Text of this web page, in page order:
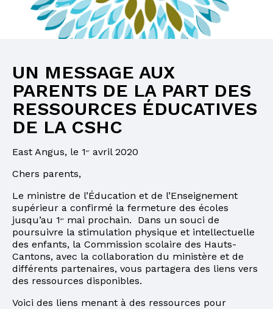
UN MESSAGE AUX
PARENTS DE LA PART DES
RESSOURCES ÉDUCATIVES
DE LA CSHC
East Angus, le 1 er
avril 2020
Chers parents,
Le ministre de l’Éducation et de l’Enseignement
supérieur a confirmé la fermeture des écoles
jusqu’au 1 er
mai prochain. Dans un souci de
poursuivre la stimulation physique et intellectuelle
des enfants, la Commission scolaire des Hauts-
Cantons, avec la collaboration du ministère et de
différents partenaires, vous partagera des liens vers
des ressources disponibles.
Voici des liens menant à des ressources pour